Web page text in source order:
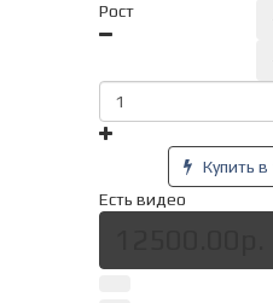
Рост
Купить в
Есть видео